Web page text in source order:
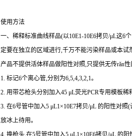
使用方法
一、稀释标准曲线样品(以10E1-10E6拷贝/μL这6
定要在独立的区域进行,千万不能污染样品或本
产品不提供活体样品做阳性对照,只提供无传rǎn性
1. 标记6个离心管,分别为6,5,4,3,2,1。
2. 用带芯枪头分别加入45 μL荧光PCR专用模板稀
3. 在6号管中加入5 μL1×10E7拷贝/μL 的阳性对照
放冰上待用。
4. 换枪头,在5号管中加入5 μL1×10E6拷贝/μL 的